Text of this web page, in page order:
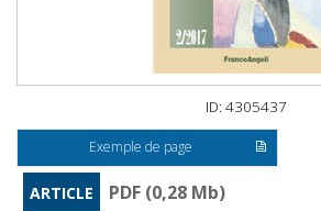
ID: 4305437
Exemple de page
ARTICLE
PDF (0,28 Mb)